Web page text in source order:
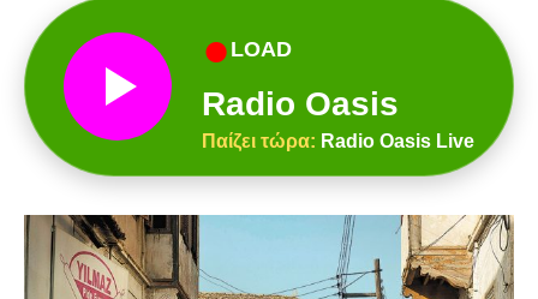
● LOAD
Radio Oasis
Παίζει τώρα: Radio Oasis Live